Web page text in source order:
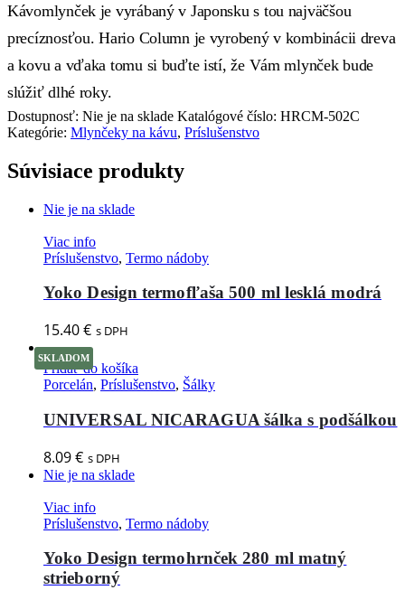
Kávomlynček je vyrábaný v Japonsku s tou najväčšou
precíznosťou. Hario Column je vyrobený v kombinácii dreva
a kovu a vďaka tomu si buďte istí, že Vám mlynček bude
slúžiť dlhé roky.
Dostupnosť: Nie je na sklade Katalógové číslo: HRCM-502C
Kategórie: Mlynčeky na kávu, Príslušenstvo
Súvisiace produkty
Nie je na sklade
Viac info
Príslušenstvo, Termo nádoby
Yoko Design termofľaša 500 ml lesklá modrá
15.40€ s DPH
SKLADOM
Pridať do košíka
Porcelán, Príslušenstvo, Šálky
UNIVERSAL NICARAGUA šálka s podšálkou
8.09€ s DPH
Nie je na sklade
Viac info
Príslušenstvo, Termo nádoby
Yoko Design termohrnček 280 ml matný
strieborný